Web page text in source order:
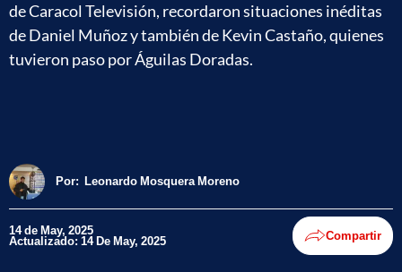
de Caracol Televisión, recordaron situaciones inéditas
de Daniel Muñoz y también de Kevin Castaño, quienes
tuvieron paso por Águilas Doradas.
Por: Leonardo Mosquera Moreno
14 de May, 2025
Actualizado: 14 De May, 2025 Compartir